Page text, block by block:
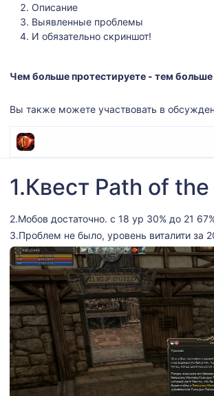
Описание
Выявленные проблемы
И обязательно скриншот!
Чем больше протестируете - тем больше
Вы также можете участвовать в
1.Квест Path of
2.Мобов достаточно. с 18 ур 30% до 21
3.Проблем не было, уровень виталити за